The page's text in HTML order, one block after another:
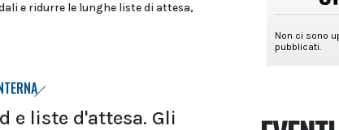
e ridurre le lunghe liste di attesa,
e liste d'attesa. Gli